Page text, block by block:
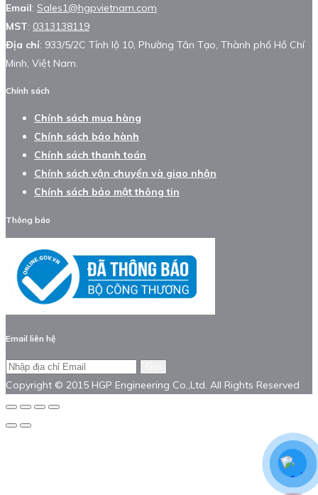
Email: Sales1@hgpvietnam.com
MST: 0313138119
Địa chỉ: 933/5/2C Tỉnh lộ 10, Phường Tân Tạo, Thành phố Hồ Chí
Minh, Việt Nam.
Chính sách
Chính sách mua hàng
Chính sách bảo hành
Chính sách thanh toán
Chính sách vận chuyển và giao nhận
Chính sách bảo mật thông tin
Thông báo
Email liên hệ
Copyright © 2015 HGP Engineering Co.,Ltd. All Rights Reserved